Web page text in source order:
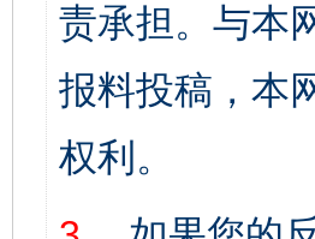
责承担。与本
报料投稿，本
权利。